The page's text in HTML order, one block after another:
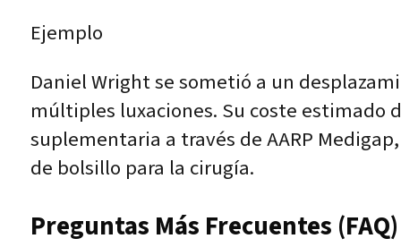
Ejemplo
Daniel Wright se sometió a un
múltiples luxaciones. Su coste estimado
suplementaria a través de AARP
de bolsillo para la cirugía.
Preguntas Más Frecuentes (FAQ)